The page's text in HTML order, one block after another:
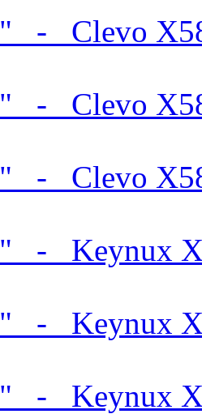
- Clevo
- Clevo
- Clevo
- Keynux
- Keynux
- Keynux